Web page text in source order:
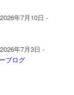
2026年7月10日 -
2026年7月3日 -
ブログ